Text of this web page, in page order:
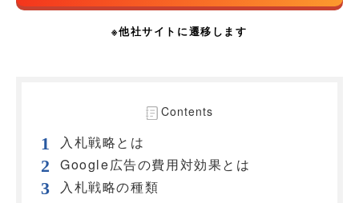
Contents
入札戦略とは
Google広告の費用対効果とは
入札戦略の種類